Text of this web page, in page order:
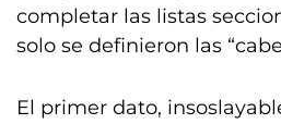
completar las listas
solo se definieron las
El primer dato,